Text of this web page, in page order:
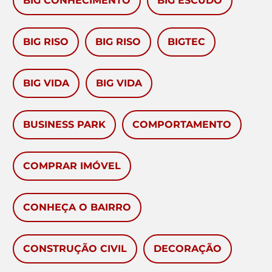
BIG RISO BIG RISO BIGTEC
BIG VIDA BIG VIDA
BUSINESS PARK COMPORTAMENTO
COMPRAR IMÓVEL
CONHEÇA O BAIRRO
CONSTRUÇÃO CIVIL DECORAÇÃO